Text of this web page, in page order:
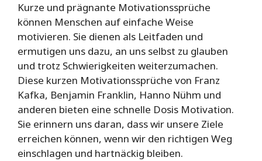
Kurze und prägnante Motivationssprüche
können Menschen auf einfache Weise
motivieren. Sie dienen als Leitfaden und
ermutigen uns dazu, an uns selbst zu glauben
und trotz Schwierigkeiten weiterzumachen.
Diese kurzen Motivationssprüche von Franz
Kafka, Benjamin Franklin, Hanno Nühm und
anderen bieten eine schnelle Dosis Motivation.
Sie erinnern uns daran, dass wir unsere Ziele
erreichen können, wenn wir den richtigen Weg
einschlagen und hartnäckig bleiben.